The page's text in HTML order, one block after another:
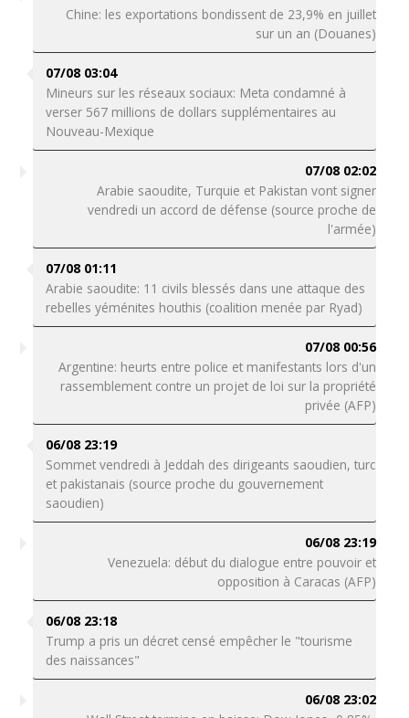
Chine: les exportations bondissent de 23,9% en juillet
sur un an (Douanes)
07/08 03:04
Mineurs sur les réseaux sociaux: Meta condamné à
verser 567 millions de dollars supplémentaires au
Nouveau-Mexique
07/08 02:02
Arabie saoudite, Turquie et Pakistan vont signer
vendredi un accord de défense (source proche de
l'armée)
07/08 01:11
Arabie saoudite: 11 civils blessés dans une attaque des
rebelles yéménites houthis (coalition menée par Ryad)
07/08 00:56
Argentine: heurts entre police et manifestants lors d'un
rassemblement contre un projet de loi sur la propriété
privée (AFP)
06/08 23:19
Sommet vendredi à Jeddah des dirigeants saoudien, turc
et pakistanais (source proche du gouvernement
saoudien)
06/08 23:19
Venezuela: début du dialogue entre pouvoir et
opposition à Caracas (AFP)
06/08 23:18
Trump a pris un décret censé empêcher le "tourisme
des naissances"
06/08 23:02